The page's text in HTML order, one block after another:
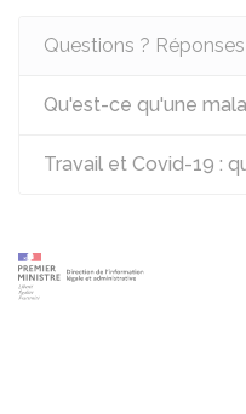
Questions ?
Qu'est-ce qu'une
Travail et Covid-19 :